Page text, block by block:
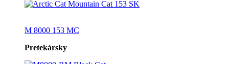
M 8000 153 MC
Pretekársky